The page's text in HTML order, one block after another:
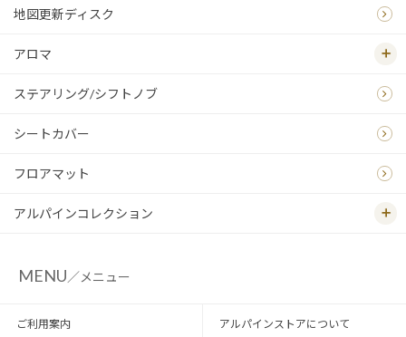
地図更新ディスク
アロマ
ステアリング/シフトノブ
シートカバー
フロアマット
アルパインコレクション
MENU／メニュー
ご利用案内 アルパインストアについて